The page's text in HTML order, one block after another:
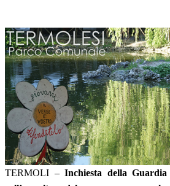
TERMOLI – Inchiesta della